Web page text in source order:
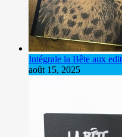
Intégrale la Bête aux
août 15, 2025